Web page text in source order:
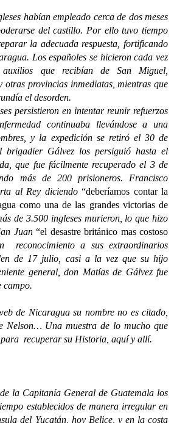
habían empleado cerca de dos meses
del castillo. Por ello tuvo tiempo
la adecuada respuesta, fortificando
Los españoles se hicieron cada vez
que recibían de San Miguel,
otras provincias inmediatas, mientras que
el desorden.
persistieron en intentar reunir refuerzos
continuaba llevándose a una
y la expedición se retiró el 30 de
brigadier Gálvez los persiguió hasta el
que fue fácilmente recuperado el 3 de
más de 200 prisioneros. Francisco
al Rey diciendo“deberíamos contar la
como una de las grandes victorias de
de 3.500 ingleses murieron, lo que hizo
Juan “el desastre británico mas costoso
reconocimiento a sus extraordinarios
de 17 julio, casi a la vez que su hijo
general, don Matías de Gálvez fue
campo.
de Nicaragua su nombre no es citado,
Nelson… Una muestra de lo mucho que
para recuperar su Historia, aquí y allí.
General de Guatemala los
establecidos de manera irregular en
del Yucatán, hoy Belice, y en la costa